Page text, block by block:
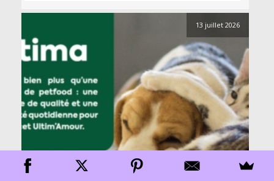
13 juillet 2026